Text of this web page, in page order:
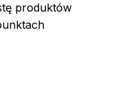
produktów